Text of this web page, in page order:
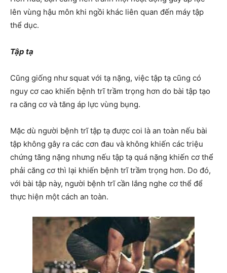
lên vùng hậu môn khi ngồi khác liên quan đến máy tập
thể dục.
Tập tạ
Cũng giống như squat với tạ nặng, việc tập tạ cũng có
nguy cơ cao khiến bệnh trĩ trầm trọng hơn do bài tập tạo
ra căng cơ và tăng áp lực vùng bụng.
Mặc dù người bệnh trĩ tập tạ được coi là an toàn nếu bài
tập không gây ra các cơn đau và không khiến các triệu
chứng tăng nặng nhưng nếu tập tạ quá nặng khiến cơ thể
phải căng cơ thì lại khiến bệnh trĩ trầm trọng hơn. Do đó,
với bài tập này, người bệnh trĩ cần lắng nghe cơ thể để
thực hiện một cách an toàn.